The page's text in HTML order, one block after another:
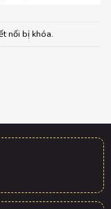
nối bị khóa.